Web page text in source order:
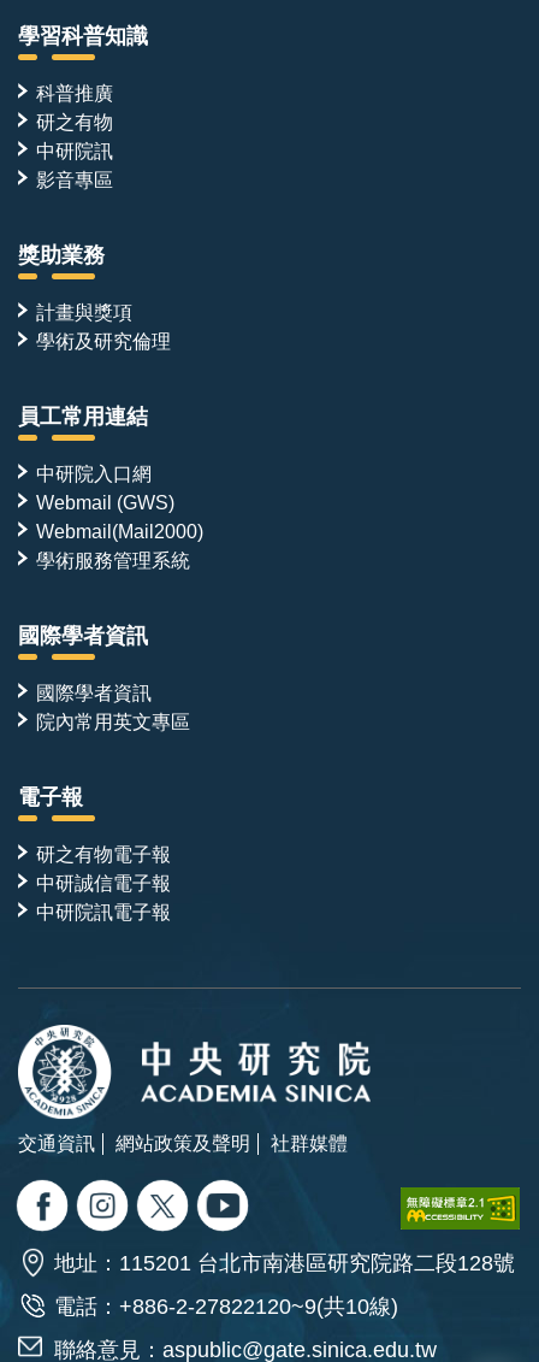
學習科普知識
科普推廣
研之有物
中研院訊
影音專區
獎助業務
計畫與獎項
學術及研究倫理
員工常用連結
中研院入口網
Webmail (GWS)
Webmail(Mail2000)
學術服務管理系統
國際學者資訊
國際學者資訊
院內常用英文專區
電子報
研之有物電子報
中研誠信電子報
中研院訊電子報
交通資訊 網站政策及聲明 社群媒體
地址：115201 台北市南港區研究院路二段128號
電話：+886-2-27822120~9(共10線)
聯絡意見： aspublic@gate.sinica.edu.tw